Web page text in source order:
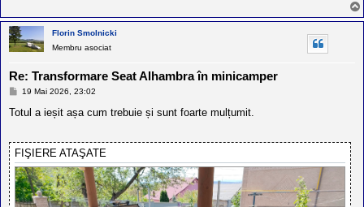
Florin Smolnicki
Membru asociat
Re: Transformare Seat Alhambra în minicamper
M
s
19 Mai 2026, 23:02
Totul a ieșit așa cum trebuie și sunt foarte mulțumit.
FIŞIERE ATAŞATE